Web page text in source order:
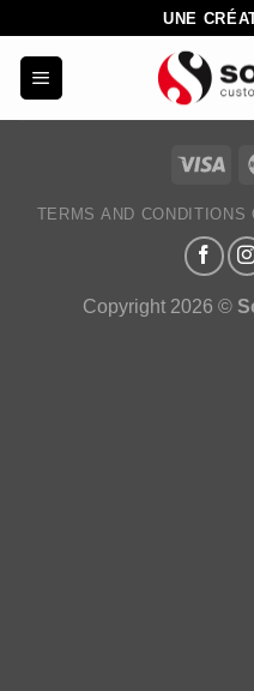
content
UNE
TERMS AND CONDITIONS
Copyright 2026 ©